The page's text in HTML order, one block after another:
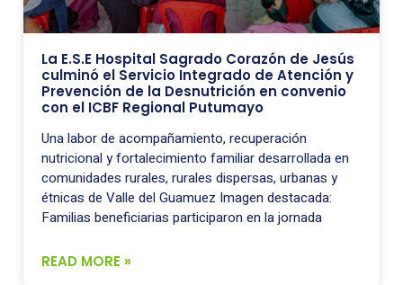
La E.S.E Hospital Sagrado Corazón de Jesús
culminó el Servicio Integrado de Atención y
Prevención de la Desnutrición en convenio
con el ICBF Regional Putumayo
Una labor de acompañamiento, recuperación
nutricional y fortalecimiento familiar desarrollada en
comunidades rurales, rurales dispersas, urbanas y
étnicas de Valle del Guamuez Imagen destacada:
Familias beneficiarias participaron en la jornada
READ MORE »